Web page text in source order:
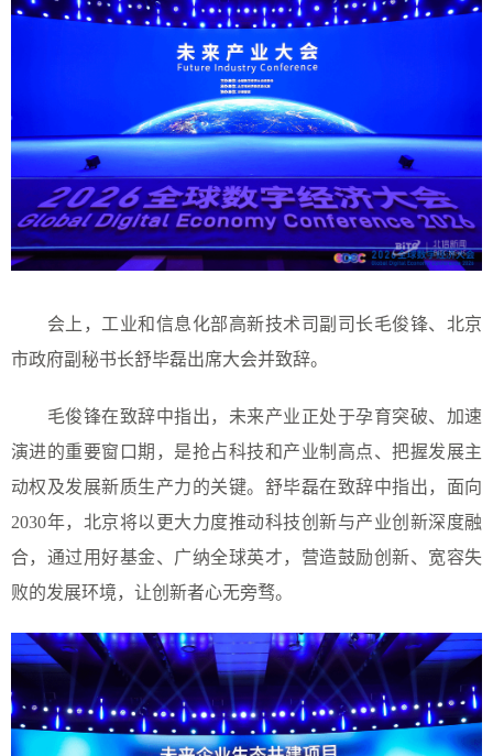
会上，工业和信息化部高新技术司副司长毛俊锋、北京
市政府副秘书长舒毕磊出席大会并致辞。
毛俊锋在致辞中指出，未来产业正处于孕育突破、加速
演进的重要窗口期，是抢占科技和产业制高点、把握发展主
动权及发展新质生产力的关键。舒毕磊在致辞中指出，面向
2030年，北京将以更大力度推动科技创新与产业创新深度融
合，通过用好基金、广纳全球英才，营造鼓励创新、宽容失
败的发展环境，让创新者心无旁骛。